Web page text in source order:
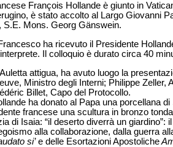
François Hollande è giunto in
è stato accolto al Largo Giovanni
S.E. Mons. Georg Gänswein.
ha ricevuto il Presidente
Il colloquio è durato circa 40
attigua, ha avuto luogo la
Ministro degli Interni; Philippe
Billet, Capo del Protocollo.
ha donato al Papa una porcellana
francese una scultura in bronzo
di Isaia: “il deserto diverrà un
alla collaborazione, dalla guerra
si’e delle Esortazioni Apostoliche